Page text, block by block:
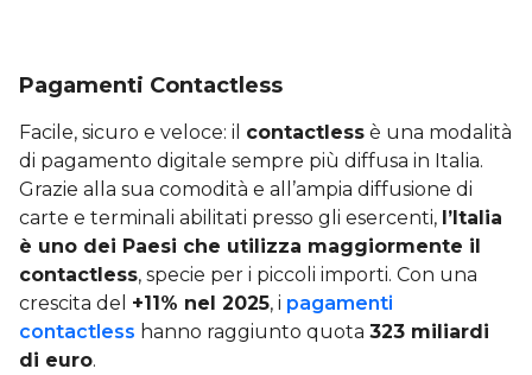
Pagamenti Contactless
Facile, sicuro e veloce: il contactless è una modalità
di pagamento digitale sempre più diffusa in Italia.
Grazie alla sua comodità e all’ampia diffusione di
carte e terminali abilitati presso gli esercenti, l’Italia
è uno dei Paesi che utilizza maggiormente il
contactless, specie per i piccoli importi. Con una
crescita del +11% nel 2025, i pagamenti
contactless hanno raggiunto quota 323 miliardi
di euro.